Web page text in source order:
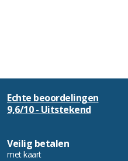
Echte beoordelingen
9,6/10 - Uitstekend
Veilig betalen
met kaart